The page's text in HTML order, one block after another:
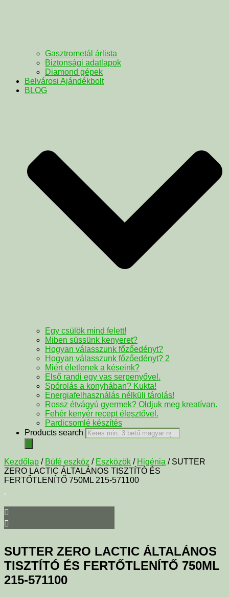
Gasztrometál árlista
Biztonsági adatlapok
Diamond gépek
Belvárosi Ajándékbolt
BLOG
Egy csülök mind felett!
Miben süssünk kenyeret?
Hogyan válasszunk főzőedényt?
Hogyan válasszunk főzőedényt? 2
Miért életlenek a késeink?
Első randi egy vas serpenyővel.
Spórolás a konyhában? Kukta!
Energiafelhasználás nélküli tárolás!
Rossz étvágyú gyermek? Oldjuk meg kreatívan.
Fehér kenyér recept élesztővel.
Pardicsomlé készítés
Products search
Kezdőlap / Büfé eszköz / Eszközök / Higénia / SUTTER
ZERO LACTIC ÁLTALÁNOS TISZTÍTÓ ÉS
FERTŐTLENÍTŐ 750ML 215-571100
SUTTER ZERO LACTIC ÁLTALÁNOS
TISZTÍTÓ ÉS FERTŐTLENÍTŐ 750ML
215-571100